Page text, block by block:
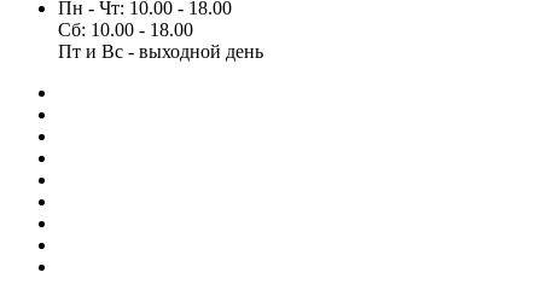
Пн - Чт: 10.00 - 18.00
Сб: 10.00 - 18.00
Пт и Вс - выходной день